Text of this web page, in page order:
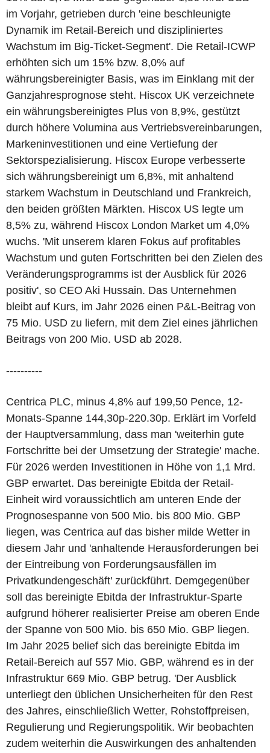
im Vorjahr, getrieben durch 'eine beschleunigte
Dynamik im Retail-Bereich und diszipliniertes
Wachstum im Big-Ticket-Segment'. Die Retail-ICWP
erhöhten sich um 15% bzw. 8,0% auf
währungsbereinigter Basis, was im Einklang mit der
Ganzjahresprognose steht. Hiscox UK verzeichnete
ein währungsbereinigtes Plus von 8,9%, gestützt
durch höhere Volumina aus Vertriebsvereinbarungen,
Markeninvestitionen und eine Vertiefung der
Sektorspezialisierung. Hiscox Europe verbesserte
sich währungsbereinigt um 6,8%, mit anhaltend
starkem Wachstum in Deutschland und Frankreich,
den beiden größten Märkten. Hiscox US legte um
8,5% zu, während Hiscox London Market um 4,0%
wuchs. 'Mit unserem klaren Fokus auf profitables
Wachstum und guten Fortschritten bei den Zielen des
Veränderungsprogramms ist der Ausblick für 2026
positiv', so CEO Aki Hussain. Das Unternehmen
bleibt auf Kurs, im Jahr 2026 einen P&L-Beitrag von
75 Mio. USD zu liefern, mit dem Ziel eines jährlichen
Beitrags von 200 Mio. USD ab 2028.
----------
Centrica PLC, minus 4,8% auf 199,50 Pence, 12-
Monats-Spanne 144,30p-220.30p. Erklärt im Vorfeld
der Hauptversammlung, dass man 'weiterhin gute
Fortschritte bei der Umsetzung der Strategie' mache.
Für 2026 werden Investitionen in Höhe von 1,1 Mrd.
GBP erwartet. Das bereinigte Ebitda der Retail-
Einheit wird voraussichtlich am unteren Ende der
Prognosespanne von 500 Mio. bis 800 Mio. GBP
liegen, was Centrica auf das bisher milde Wetter in
diesem Jahr und 'anhaltende Herausforderungen bei
der Eintreibung von Forderungsausfällen im
Privatkundengeschäft' zurückführt. Demgegenüber
soll das bereinigte Ebitda der Infrastruktur-Sparte
aufgrund höherer realisierter Preise am oberen Ende
der Spanne von 500 Mio. bis 650 Mio. GBP liegen.
Im Jahr 2025 belief sich das bereinigte Ebitda im
Retail-Bereich auf 557 Mio. GBP, während es in der
Infrastruktur 669 Mio. GBP betrug. 'Der Ausblick
unterliegt den üblichen Unsicherheiten für den Rest
des Jahres, einschließlich Wetter, Rohstoffpreisen,
Regulierung und Regierungspolitik. Wir beobachten
zudem weiterhin die Auswirkungen des anhaltenden